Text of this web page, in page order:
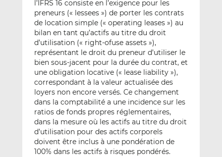
l’IFRS 16 consiste en l’exigence pour les
preneurs (« lessees ») de porter les contrats
de location simple (« operating leases ») au
bilan en tant qu’actifs au titre du droit
d’utilisation (« right-ofuse assets »),
représentant le droit du preneur d’utiliser le
bien sous-jacent pour la durée du contrat, et
une obligation locative (« lease liability »),
correspondant à la valeur actualisée des
loyers non encore versés. Ce changement
dans la comptabilité a une incidence sur les
ratios de fonds propres réglementaires,
dans la mesure où les actifs au titre du droit
d’utilisation pour des actifs corporels
doivent être inclus à une pondération de
100% dans les actifs à risques pondérés.